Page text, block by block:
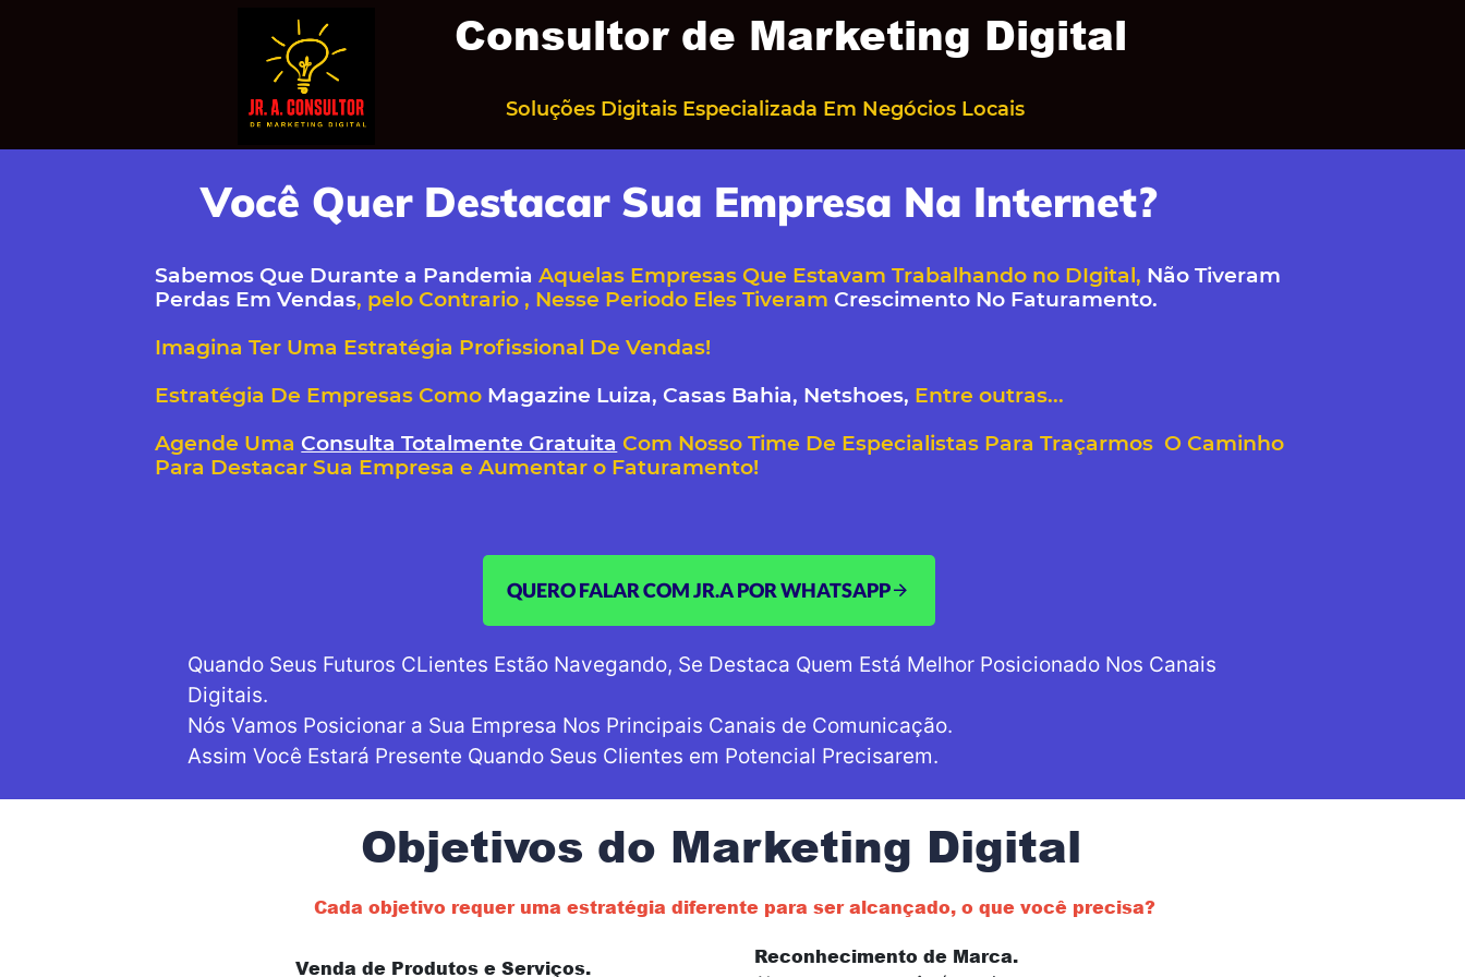
Soluções Digitais Especializada Em Negócios Locais
Consultor de Marketing Digital
QUERO FALAR COM JR.A POR WHATSAPP
Sabemos Que Durante a PandemiaAquelas Empresas Que Estavam Trabalhando no DIgital, Não Tiveram
Perdas Em Vendas, pelo Contrario , Nesse Periodo Eles Tiveram Crescimento No Faturamento.
Imagina Ter Uma Estratégia Profissional De Vendas!
Estratégia De Empresas Como Magazine Luiza, Casas Bahia, Netshoes, Entre outras...
Agende Uma Consulta Totalmente Gratuita Com Nosso Time De Especialistas Para Traçarmos O Caminho
Para Destacar Sua Empresa e Aumentar o Faturamento!
Quando Seus Futuros CLientes Estão Navegando, Se Destaca Quem Está Melhor Posicionado Nos Canais
Digitais.
Nós Vamos Posicionar a Sua Empresa Nos Principais Canais de Comunicação.
Assim Você Estará Presente Quando Seus Clientes em Potencial Precisarem.
Você Quer Destacar Sua Empresa Na Internet?
Objetivos do Marketing Digital
Cada objetivo requer uma estratégia diferente para ser alcançado, o que você precisa?
Venda de Produtos e Serviços. Reconhecimento de Marca.